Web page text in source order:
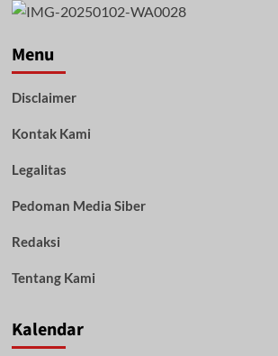
Janji
Menu
Disclaimer
Kontak Kami
Legalitas
Pedoman Media Siber
Redaksi
Tentang Kami
Kalendar